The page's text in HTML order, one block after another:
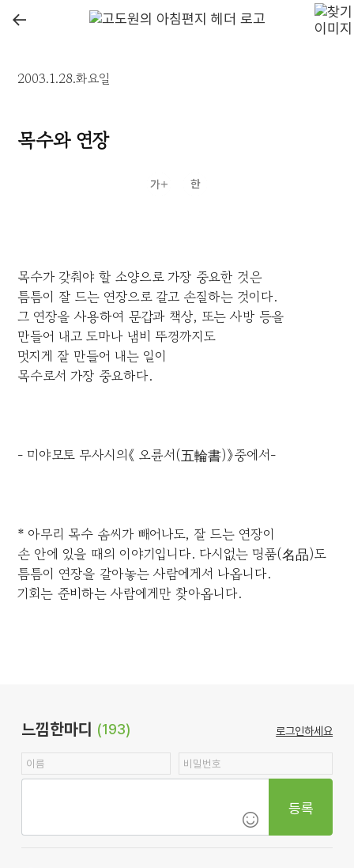
←
2003.1.28.화요일
목수와 연장
목수가 갖춰야 할 소양으로 가장 중요한 것은
틈틈이 잘 드는 연장으로 갈고 손질하는 것이다.
그 연장을 사용하여 문갑과 책상, 또는 사방 등을
만들어 내고 도마나 냄비 뚜껑까지도
멋지게 잘 만들어 내는 일이
목수로서 가장 중요하다.
- 미야모토 무사시의《 오륜서(五輪書)》중에서-
* 아무리 목수 솜씨가 빼어나도, 잘 드는 연장이
손 안에 있을 때의 이야기입니다. 다시없는 명품(名品)도
틈틈이 연장을 갈아놓는 사람에게서 나옵니다.
기회는 준비하는 사람에게만 찾아옵니다.
느낌한마디 (193) 로그인하세요
등록